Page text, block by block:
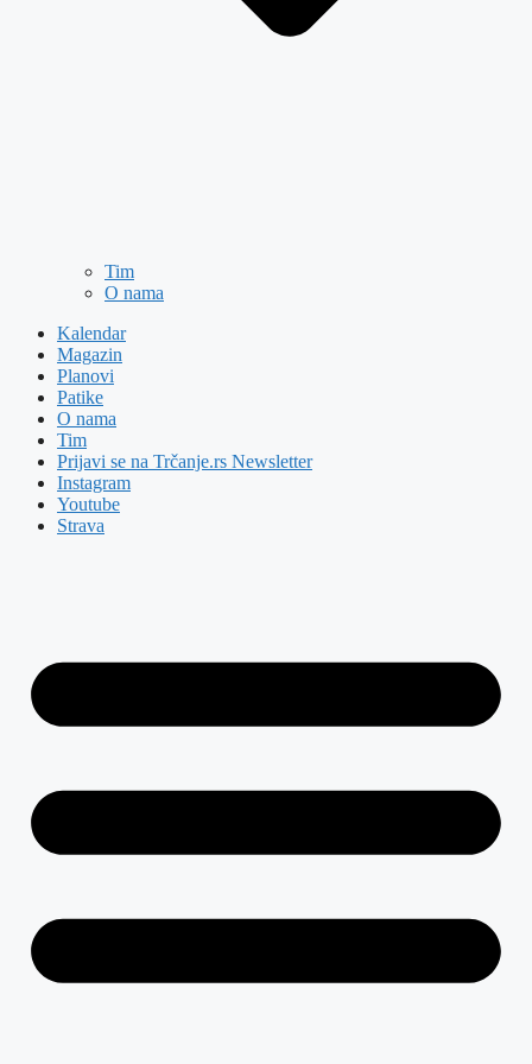
Tim
O nama
Kalendar
Magazin
Planovi
Patike
O nama
Tim
Prijavi se na Trčanje.rs Newsletter
Instagram
Youtube
Strava